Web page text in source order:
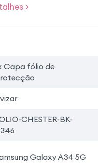
>
Capa fólio de
CHESTER-BK-
Galaxy A34 5G